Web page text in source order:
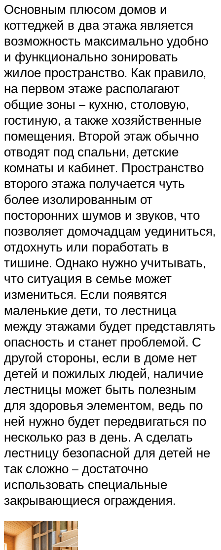
Основным плюсом домов и
коттеджей в два этажа является
возможность максимально удобно
и функционально зонировать
жилое пространство. Как правило,
на первом этаже располагают
общие зоны – кухню, столовую,
гостиную, а также хозяйственные
помещения. Второй этаж обычно
отводят под спальни, детские
комнаты и кабинет. Пространство
второго этажа получается чуть
более изолированным от
посторонних шумов и звуков, что
позволяет домочадцам уединиться,
отдохнуть или поработать в
тишине. Однако нужно учитывать,
что ситуация в семье может
измениться. Если появятся
маленькие дети, то лестница
между этажами будет представлять
опасность и станет проблемой. С
другой стороны, если в доме нет
детей и пожилых людей, наличие
лестницы может быть полезным
для здоровья элементом, ведь по
ней нужно будет передвигаться по
несколько раз в день. А сделать
лестницу безопасной для детей не
так сложно – достаточно
использовать специальные
закрывающиеся ограждения.